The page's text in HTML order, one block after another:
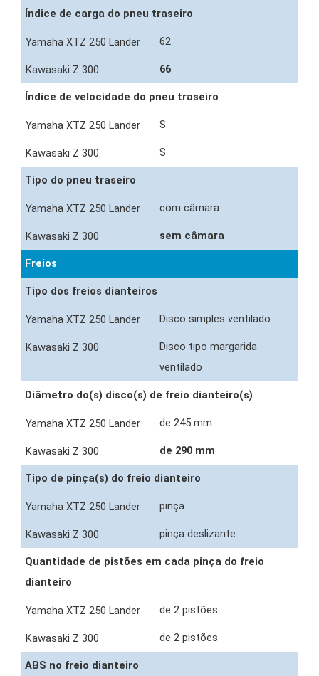
Índice de carga do pneu traseiro
62
66
Índice de velocidade do pneu traseiro
S
S
Tipo do pneu traseiro
com câmara
sem câmara
Freios
Tipo dos freios dianteiros
Disco simples ventilado
Disco tipo margarida
ventilado
Diâmetro do(s) disco(s) de freio dianteiro(s)
de 245 mm
de 290 mm
Tipo de pinça(s) do freio dianteiro
pinça
pinça deslizante
Quantidade de pistões em cada pinça do freio
dianteiro
de 2 pistões
de 2 pistões
ABS no freio dianteiro